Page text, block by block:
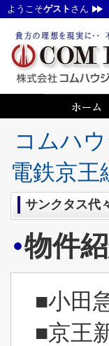
ようこそゲスト さん
コムハ
電鉄京王
サンクタス代
物件
■小田
■京王